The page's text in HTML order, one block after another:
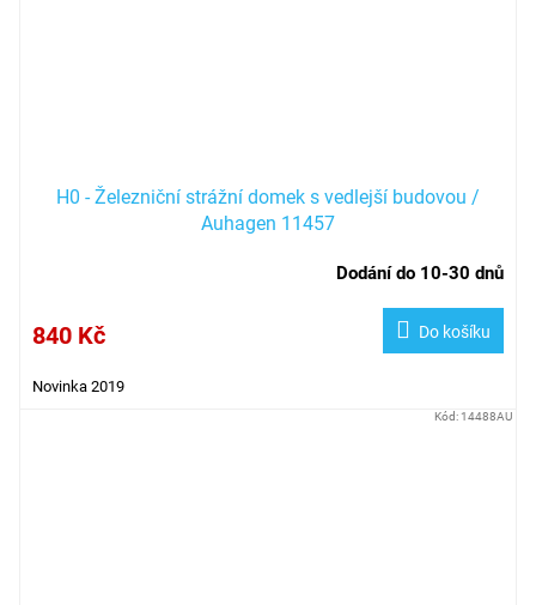
H0 - Železniční strážní domek s vedlejší budovou /
Auhagen 11457
Dodání do 10-30 dnů
840 Kč Do košíku
Novinka 2019
Kód: 14488AU